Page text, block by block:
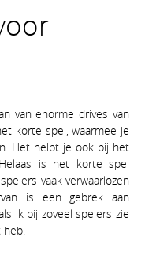
van enorme drives van
korte spel, waarmee je
Het helpt je ook bij het
is het korte spel
vaak verwaarlozen
is een gebrek aan
ik bij zoveel spelers zie
heb.